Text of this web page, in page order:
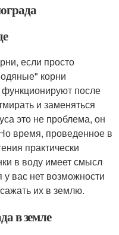
если просто
корни
после
и заменяться
это не проблема, он
время, проведенное в
практически
в воду имеет смысл
вас нет возможности
их в землю.
в земле